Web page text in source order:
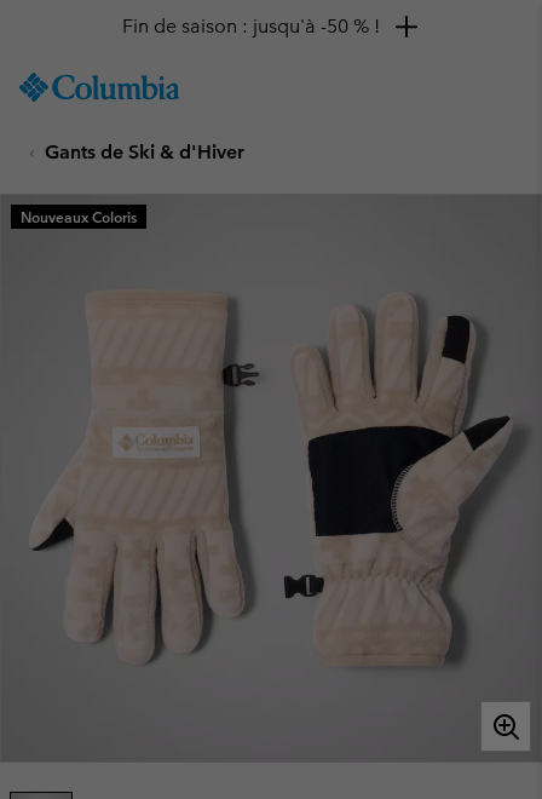
TO
SKIP
MAIN
NAV
Fin de saison : jusqu'à -50 % !
Gants de Ski & d'Hiver
Nouveaux Coloris